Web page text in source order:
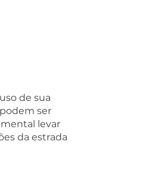
de sua
ser
levar
da estrada